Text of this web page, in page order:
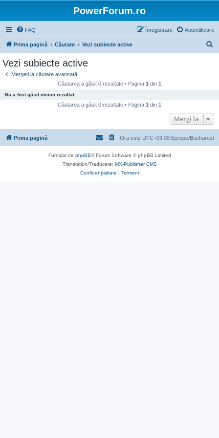
PowerForum.ro
FAQ Autentificare
Înregistrare
Prima pagină Căutare Vezi subiecte active
e
Vezi subiecte active
Mergeți la căutare avansată
Căutarea a găsit 0 rezultate • Pagina 1 din 1
Nu a fost găsit niciun rezultat.
Căutarea a găsit 0 rezultate • Pagina 1 din 1
Mergi la
Prima pagină Ora este UTC+03:00 Europe/Bucharest
Furnizat de phpBB® Forum Software © phpBB Limited
Translation/Traducere: MX-Publisher CMS
Confidențialitate | Termeni